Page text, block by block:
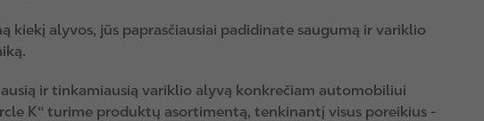
kiekį alyvos, jūs paprasčiausiai padidinate saugumą ir variklio
ir tinkamiausią variklio alyvą konkrečiam automobiliui
K“ turime produktų asortimentą, tenkinantį visus poreikius -